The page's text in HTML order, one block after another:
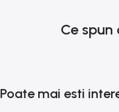
Ce
Poate mai esti